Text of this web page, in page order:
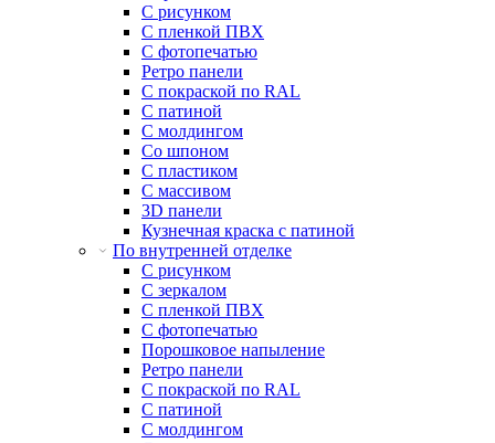
С рисунком
С пленкой ПВХ
С фотопечатью
Ретро панели
С покраской по RAL
С патиной
С молдингом
Со шпоном
С пластиком
С массивом
3D панели
Кузнечная краска с патиной
По внутренней отделке
С рисунком
С зеркалом
С пленкой ПВХ
С фотопечатью
Порошковое напыление
Ретро панели
С покраской по RAL
С патиной
С молдингом